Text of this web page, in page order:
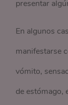
presentar
En algunos
manifestarse
vómito,
de estómago,